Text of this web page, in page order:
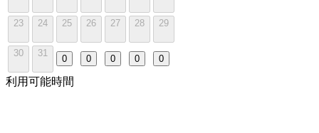
23 24 25 26 27 28 29
30 31
0 0 0 0 0
利用可能時間